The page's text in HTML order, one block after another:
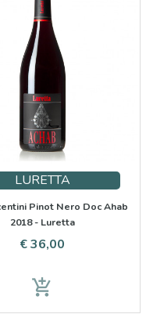
LURETTA
Pinot Nero Doc Ahab
2018 - Luretta
Prijs
€ 36,00
add_shopping_cart